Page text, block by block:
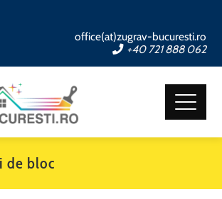
office(at)zugrav-bucuresti.ro
+40 721 888 062
de bloc